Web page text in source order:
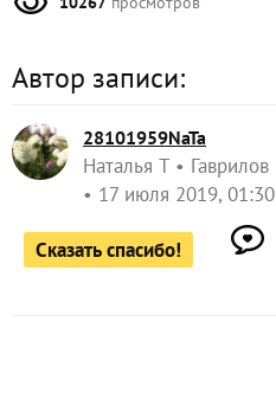
Автор записи:
28101959NaTa
Наталья Т
17 июля 2019, 01:30
Сказать спасибо!